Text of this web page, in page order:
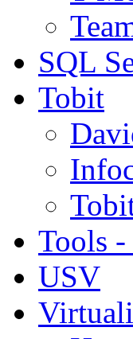
SQL
Tobit
Tools
USV